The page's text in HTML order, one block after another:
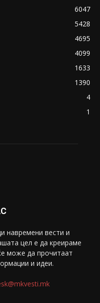
6047
5428
4695
4099
1633
1390
4
1
навремени вести и
цел е да креираме
може да прочитаат
и идеи.